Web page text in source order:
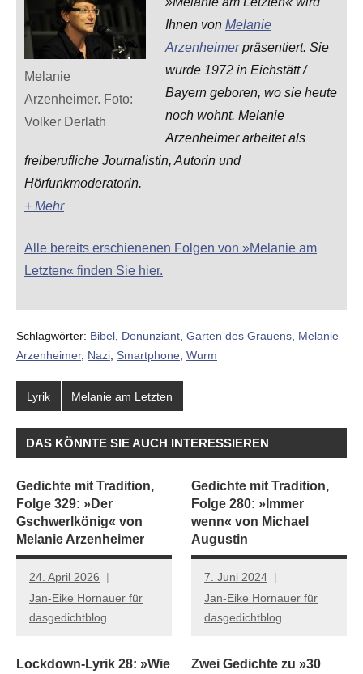
Melanie
Arzenheimer. Foto:
Volker Derlath
Ihnen von Melanie
Arzenheimerpräsentiert. Sie
wurde 1972 in Eichstätt /
Bayern geboren, wo sie heute
noch wohnt. Melanie
Arzenheimer arbeitet als
freiberufliche Journalistin, Autorin und
Hörfunkmoderatorin.
+ Mehr
Alle bereits erschienenen Folgen von »Melanie am
Letzten« finden Sie hier.
Schlagwörter: Bibel Denunziant Garten des Grauens Melanie
Arzenheimer, Nazi Smartphone Wurm
Lyrik Melanie am Letzten
DAS KÖNNTE SIE AUCH INTERESSIEREN
Gedichte mit Tradition,
Folge 329: »Der
Gschwerlkönig« von
Melanie Arzenheimer
24. April 2026
Jan-Eike Hornauer für
dasgedichtblog
Gedichte mit Tradition,
Folge 280: »Immer
wenn« von Michael
Augustin
7. Juni 2024
Jan-Eike Hornauer für
dasgedichtblog
Lockdown-Lyrik 28: »Wie
Zwei Gedichte zu »30